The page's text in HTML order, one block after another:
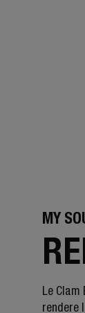
MY
Le Clam
rendere